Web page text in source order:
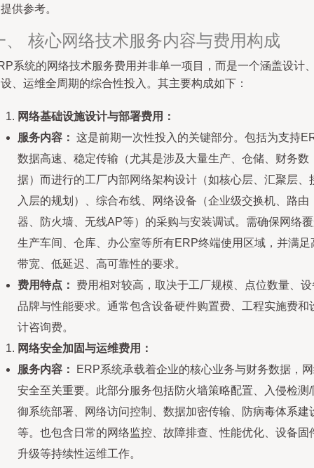
供参考。
、 核心网络技术服务内容与费用构成
系统的网络技术服务费用并非单一项目，而是一个涵盖设计
、运维全周期的综合性投入。其主要构成如下：
网络基础设施设计与部署费用：
服务内容： 这是前期一次性投入的关键部分。包括为支持
数据高速、稳定传输（尤其是涉及大量生产、仓储、财务数
据）而进行的工厂内部网络架构设计（如核心层、汇聚层、
入层的规划）、综合布线、网络设备（企业级交换机、路由
器、防火墙、无线AP等）的采购与安装调试。需确保网络
生产车间、仓库、办公室等所有ERP终端使用区域，并满足
带宽、低延迟、高可靠性的要求。
费用特点：
费用相对较高，取决于工厂规模、点位数量、设
品牌与性能要求。通常包含设备硬件购置费、工程实施费和
计咨询费。
网络安全加固与运维费用：
服务内容：
ERP系统承载着企业的核心业务与财务数据，
安全至关重要。此部分服务包括防火墙策略配置、入侵检测/
御系统部署、网络访问控制、数据加密传输、防病毒体系建
等。也包含日常的网络监控、故障排查、性能优化、设备固
升级等持续性运维工作。